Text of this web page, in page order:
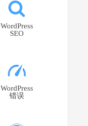
WordPress
SEO
WordPress
错误